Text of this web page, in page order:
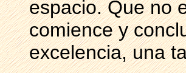
espacio. Que no
comience y
excelencia, una